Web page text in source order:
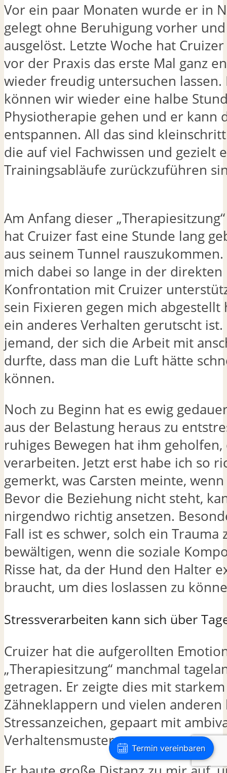
Vor ein paar Monaten wurde er in
gelegt ohne Beruhigung vorher
ausgelöst. Letzte Woche hat
vor der Praxis das erste Mal ganz
wieder freudig untersuchen
können wir wieder eine halbe
Physiotherapie gehen und er kann
entspannen. All das sind
die auf viel Fachwissen und gezielt
Trainingsabläufe zurückzuführen
Am Anfang dieser
hat Cruizer fast eine Stunde lang
aus seinem Tunnel
mich dabei so lange in der direkten
Konfrontation mit Cruizer
sein Fixieren gegen mich abgestellt
ein anderes Verhalten gerutscht ist.
jemand, der sich die Arbeit mit
durfte, dass man die Luft hätte
können.
Noch zu Beginn hat es ewig
aus der Belastung heraus zu
ruhiges Bewegen hat ihm geholfen,
verarbeiten. Jetzt erst habe ich so
gemerkt, was Carsten meinte,
Bevor die Beziehung nicht steht,
nirgendwo richtig ansetzen.
Fall ist es schwer, solch ein Trauma
bewältigen, wenn die soziale
Risse hat, da der Hund den Halter
braucht, um dies loslassen zu
Stressverarbeiten kann sich über
Cruizer hat die aufgerollten
„Therapiesitzung“ manchmal
getragen. Er zeigte dies mit starkem
Zähneklappern und vielen
Stressanzeichen, gepaart mit
Verhaltensmustern.
Termin vereinbaren